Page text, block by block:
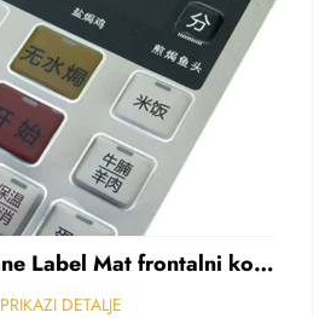
Glossy membrane Label Mat frontalni kontrolni panel Sticker Refuziran polikarbonat Grafički preklapanje
PRIKAZI DETALJE